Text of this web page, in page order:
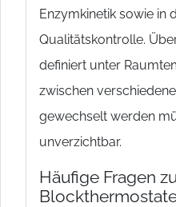
Enzymkinetik sowie in
Qualitätskontrolle.
definiert unter
zwischen
gewechselt werden
unverzichtbar.
Häufige Fragen